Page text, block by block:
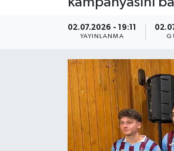
02.07.2026 - 19:11
YAYINLANMA
EKONOMİ